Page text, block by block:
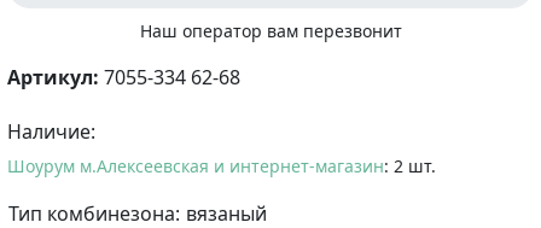
Наш оператор вам перезвонит
Артикул: 7055-334 62-68
Наличие:
Шоурум м.Алексеевская и интернет-магазин: 2 шт.
Тип комбинезона: вязаный